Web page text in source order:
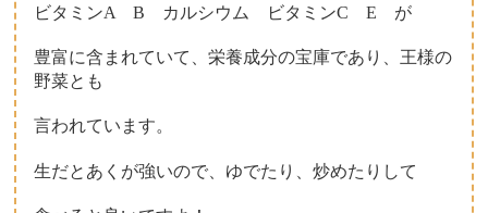
ビタミンA B カルシウム ビタミンC E が
豊富に含まれていて、栄養成分の宝庫であり、王様の
野菜とも
言われています。
生だとあくが強いので、ゆでたり、炒めたりして